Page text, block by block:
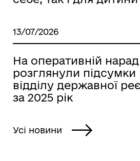
13/07/2026
На оперативній
розглянули підсумки
відділу державної
за 2025 рік
Усі новини